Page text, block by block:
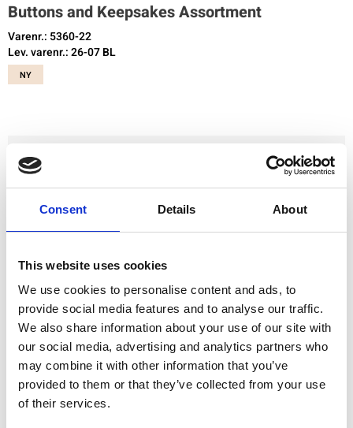
Consent Details About
This website uses cookies
We use cookies to personalise content and ads, to
provide social media features and to analyse our traffic.
We also share information about your use of our site with
our social media, advertising and analytics partners who
may combine it with other information that you’ve
provided to them or that they’ve collected from your use
of their services.
Buttons and Keepsakes Assortment
Varenr.: 5360-22
Lev. varenr.: 26-07 BL
NY
Du skal være registreret og logget ind for at købe produkter i denne
Tilføj til favoritter
Kvalitet
kontrolleret
Hurtig
forsendelse
Specifikation